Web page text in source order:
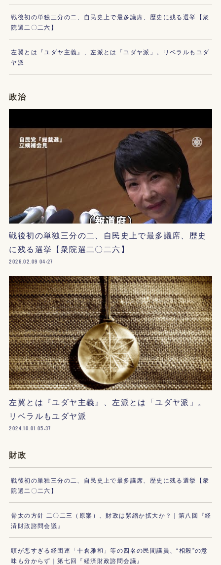
戦後初の単独三分の二、自民史上で最多議席、歴史に残る選挙【衆
院選二〇二六】
左翼とは『ユダヤ主義』、左派とは「ユダヤ派」。リベラルもユダ
ヤ派
政治
戦後初の単独三分の二、自民史上で最多議席、歴史
に残る選挙【衆院選二〇二六】
2026.02.09 04:27
左翼とは『ユダヤ主義』、左派とは「ユダヤ派」。
リベラルもユダヤ派
2024.10.01 05:37
財政
戦後初の単独三分の二、自民史上で最多議席、歴史に残る選挙【衆
院選二〇二六】
骨太の方針 二〇二三（原案）、財政は緊縮か拡大か？｜第八回『経
済財政諮問会議』
頭が悪すぎる経団連「十倉雅和」等の四名の民間議員、“相殺”の意
味も分からず｜第七回『経済財政諮問会議』